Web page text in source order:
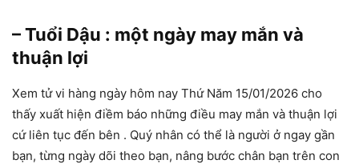
– Tuổi Dậu : một ngày may mắn và
thuận lợi
Xem tử vi hàng ngày hôm nay Thứ Năm 15/01/2026 cho
thấy xuất hiện điềm báo những điều may mắn và thuận lợi
cứ liên tục đến bên . Quý nhân có thể là người ở ngay gần
bạn, từng ngày dõi theo bạn, nâng bước chân bạn trên con